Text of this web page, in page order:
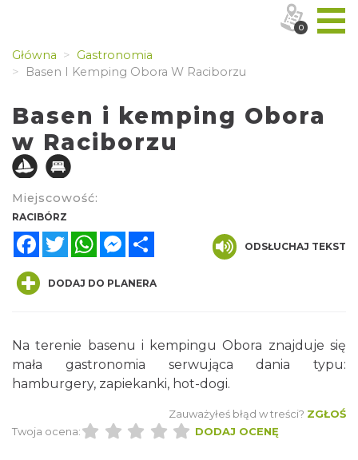
Główna
Gastronomia
Basen I Kemping Obora W Raciborzu
Basen i kemping Obora
w Raciborzu
Miejscowość:
RACIBÓRZ
FacebookTwitterWhatsAppMessenger
ODSŁUCHAJ TEKST
DODAJ DO PLANERA
Na terenie basenu i kempingu Obora znajduje się
mała gastronomia serwująca dania typu:
hamburgery, zapiekanki, hot-dogi.
Zauważyłeś błąd w treści? ZGŁOŚ
Twoja ocena:
DODAJ OCENĘ
0